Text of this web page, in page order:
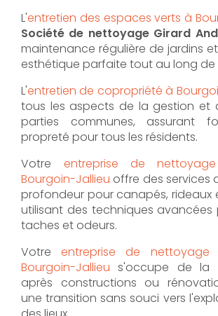
L'entretien des espaces verts à
Société de nettoyage Girard
maintenance régulière de jardins
esthétique parfaite tout au long de
L'entretien de copropriété à
tous les aspects de la gestion et
parties communes, assurant
propreté pour tous les résidents.
Votre entreprise de
Bourgoin-Jallieu offre des services
profondeur pour canapés, rideaux
utilisant des techniques avancées
taches et odeurs.
Votreentreprise de
Bourgoin-Jallieu s'occupe de la
après constructions ou
une transition sans souci vers